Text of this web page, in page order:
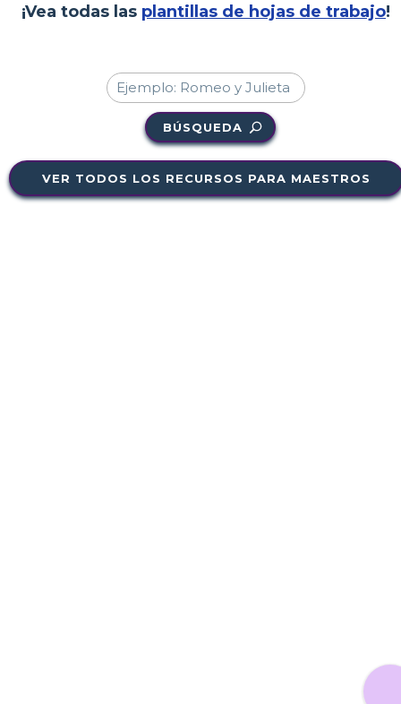
¡Vea todas las plantillas de hojas de trabajo!
BÚSQUEDA
VER TODOS LOS RECURSOS PARA MAESTROS